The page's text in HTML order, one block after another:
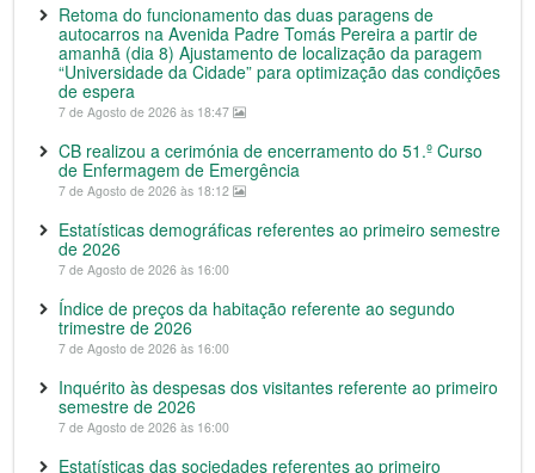
Retoma do funcionamento das duas paragens de
autocarros na Avenida Padre Tomás Pereira a partir de
amanhã (dia 8) Ajustamento de localização da paragem
“Universidade da Cidade” para optimização das condições
de espera
7 de Agosto de 2026 às 18:47
CB realizou a cerimónia de encerramento do 51.º Curso
de Enfermagem de Emergência
7 de Agosto de 2026 às 18:12
Estatísticas demográficas referentes ao primeiro semestre
de 2026
7 de Agosto de 2026 às 16:00
Índice de preços da habitação referente ao segundo
trimestre de 2026
7 de Agosto de 2026 às 16:00
Inquérito às despesas dos visitantes referente ao primeiro
semestre de 2026
7 de Agosto de 2026 às 16:00
Estatísticas das sociedades referentes ao primeiro